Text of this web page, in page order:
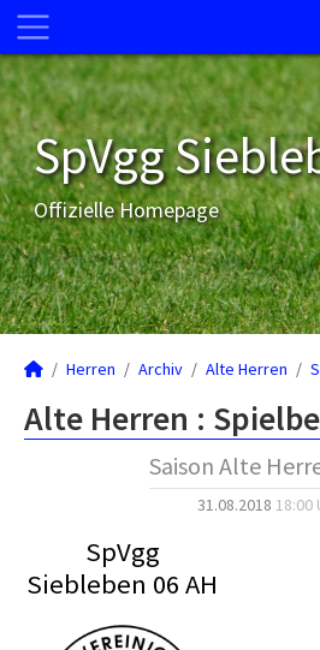
SpVgg
Offizielle Homepage
Herren Archiv Alte Herren
Alte Herren :
Saison Alte
31.08.2018 18:00
SpVgg
Siebleben 06 AH